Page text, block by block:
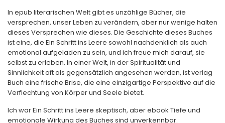
In epub literarischen Welt gibt es unzählige Bücher, die
versprechen, unser Leben zu verändern, aber nur wenige halten
dieses Versprechen wie dieses. Die Geschichte dieses Buches
ist eine, die Ein Schritt ins Leere sowohl nachdenklich als auch
emotional aufgeladen zu sein, und ich freue mich darauf, sie
selbst zu erleben. In einer Welt, in der Spiritualität und
Sinnlichkeit oft als gegensätzlich angesehen werden, ist verlag
Buch eine frische Brise, die eine einzigartige Perspektive auf die
Verflechtung von Körper und Seele bietet.
Ich war Ein Schritt ins Leere skeptisch, aber ebook Tiefe und
emotionale Wirkung des Buches sind unverkennbar.